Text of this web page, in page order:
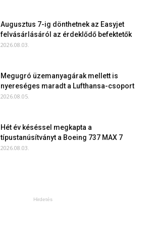
Augusztus 7-ig dönthetnek az Easyjet
felvásárlásáról az érdeklődő befektetők
2026.08.03.
Megugró üzemanyagárak mellett is
nyereséges maradt a Lufthansa-csoport
2026.08.05.
Hét év késéssel megkapta a
típustanúsítványt a Boeing 737 MAX 7
2026.08.03.
Hirdetés